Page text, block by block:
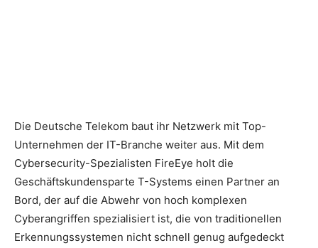
Die Deutsche Telekom baut ihr Netzwerk mit Top-
Unternehmen der IT-Branche weiter aus. Mit dem
Cybersecurity-Spezialisten FireEye holt die
Geschäftskundensparte T-Systems einen Partner an
Bord, der auf die Abwehr von hoch komplexen
Cyberangriffen spezialisiert ist, die von traditionellen
Erkennungssystemen nicht schnell genug aufgedeckt